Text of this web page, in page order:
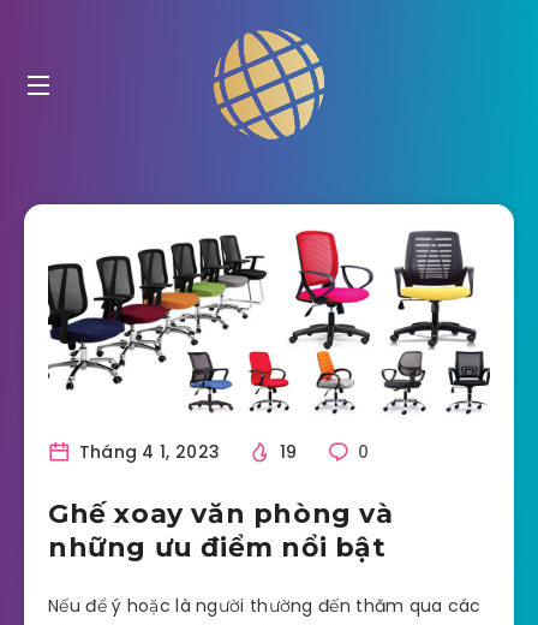
Tháng 4 1, 2023 19 0
Ghế xoay văn phòng và
những ưu điểm nổi bật
Nếu để ý hoặc là người thường đến thăm qua các